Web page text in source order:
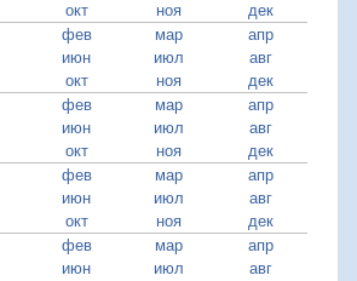
окт ноя
дек
фев мар
апр
июн июл
авг
окт ноя
дек
фев мар
апр
июн июл
авг
окт ноя
дек
фев мар
апр
июн июл
авг
окт ноя
дек
фев мар
апр
июн июл
авг